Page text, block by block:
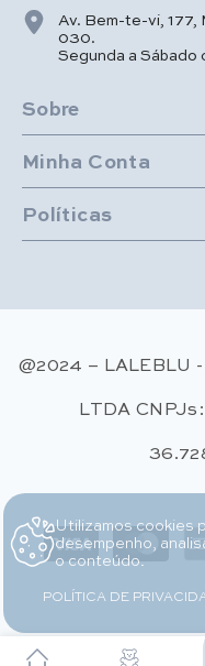
Av. Bem-te-vi,
030.
Segunda a Sábado
Sobre
Minha Conta
Políticas
@2024 – LALEBLU
LTDA
Utilizamos cookies
desempenho,
o conteúdo.
POLÍTICA DE